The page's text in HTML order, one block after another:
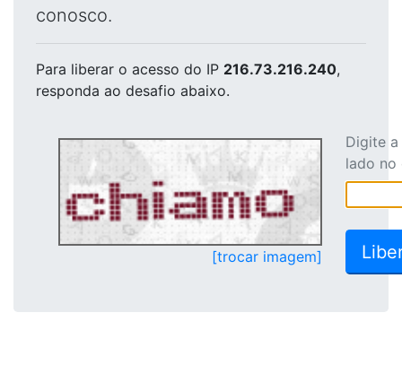
conosco.
Para liberar o acesso do IP 216.73.216.240,
responda ao desafio abaixo.
[trocar imagem]
Digite
lado no